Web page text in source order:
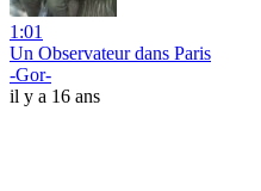
1:01
Un Observateur dans Paris
-Gor-
il y a 16 ans